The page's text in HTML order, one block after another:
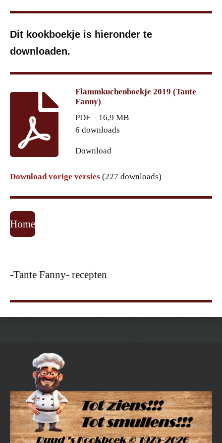
Dit kookboekje is hieronder te
downloaden.
Flammkuchenboekje 2019 (Tante
Fanny)
PDF – 16,9 MB
6 downloads
Download
Download vorige versies (227 downloads)
Home
-Tante Fanny- recepten